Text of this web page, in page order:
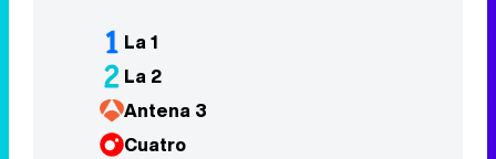
La 1
La 2
Antena 3
Cuatro